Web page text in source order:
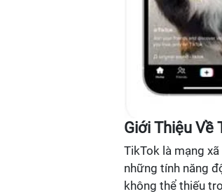
Giới Thiệu Về
TikTok là mạng
những tính năng
không thể thiếu